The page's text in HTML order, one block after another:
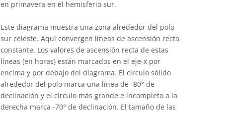
en primavera en el hemisferio sur.
Este diagrama muestra una zona alrededor del polo
sur celeste. Aquí convergen líneas de ascensión recta
constante. Los valores de ascensión recta de estas
líneas (en horas) están marcados en el eje-x por
encima y por debajo del diagrama. El círculo sólido
alrededor del polo marca una línea de -80° de
declinación y el círculo más grande e incompleto a la
derecha marca -70° de declinación. El tamaño de las